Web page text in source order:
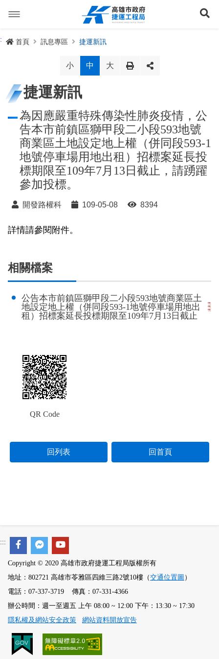
容
捷運路線進度圖
路網簡介
路網規劃
未來發展
規劃中
捷運紫線
前鎮漁港聯外軌道
興建中
各線計畫進度
岡山路竹延伸線(第二A階段)
岡山路竹延伸線(第二B階段)
小港林園線
已通車
捷運紅/橘線
岡山路竹延伸線(第一階段)
訊息專區
公聽會與說明會
政府資訊公開
生態檢核專區
性別主流化專區
政風園地
打詐儀錶板
局長信箱
禁限建專區
增額容積申請
檔案應用專區
常見問答
雙語詞彙
交流互動
照片集錦
影音專區
特色車站
輕軌知識站
輕軌與傳統火車
輕軌與公車捷運
關於我們
首長簡介
局徽
本局沿革
服務電話
首頁 訊息專區 捷運新訊
小 中 大
捷運新訊
為因應嚴重特殊傳染性肺炎疫情，公
告本市前鎮區獅甲段二小段593地號
商業區土地設定地上權（併同段593-1
地號停車場用地出租）招標案延長投
標期限至109年7月13日截止，請踴躍
參加投標。
開發路權科 109-05-08 8394
詳情請參閱附件。
相關檔案
公告本市前鎮區獅甲段二小段593地號商業區土
地設定地上權（併同段593-1地號停車場用地出
租）招標案延長投標期限至109年7月13日截止
QR Code
回列表 回首頁
:::
Copyright © 2020 高雄市政府捷運工程局版權所有
地址：802721 高雄市苓雅區四維三路2號10樓（交通位置圖 ）
電話：07-337-3719 傳真：07-331-4366
辦公時間：週一至週五 上午 08:00 ~ 12:00 下午：13:30 ~ 17:30
隱私權及網站安全政策
網站資料開放宣告